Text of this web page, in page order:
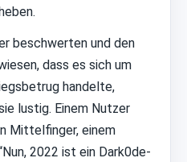
beschwerten und den
dass es sich um
handelte,
lustig. Einem Nutzer
Mittelfinger, einem
2022 ist ein Dark0de-